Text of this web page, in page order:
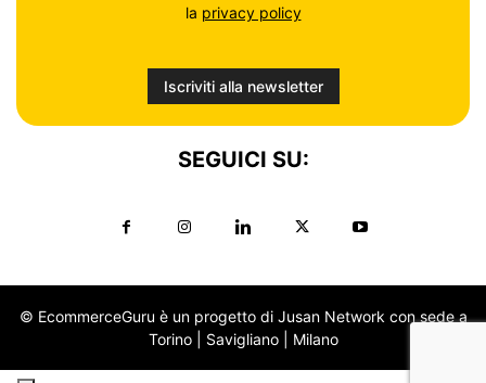
la privacy policy
SEGUICI SU:
© EcommerceGuru è un progetto di Jusan Network con sede a
Torino | Savigliano | Milano